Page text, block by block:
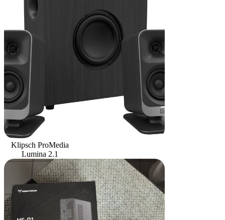
Klipsch ProMedia
Lumina 2.1